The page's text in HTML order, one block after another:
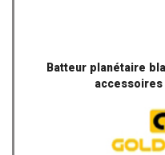
Batteur planétaire
accessoires